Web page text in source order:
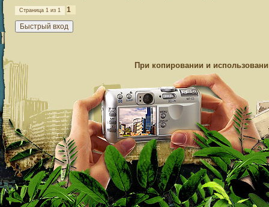
Страница 1 из 1 1
При копировании и